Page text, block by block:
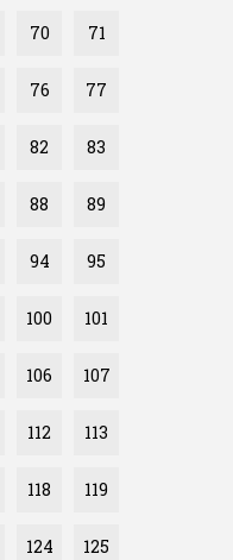
70 71
76 77
82 83
88 89
94 95
100 101
106 107
112 113
118 119
124 125